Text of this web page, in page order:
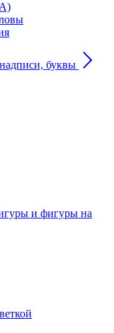
буквы
и фигуры на